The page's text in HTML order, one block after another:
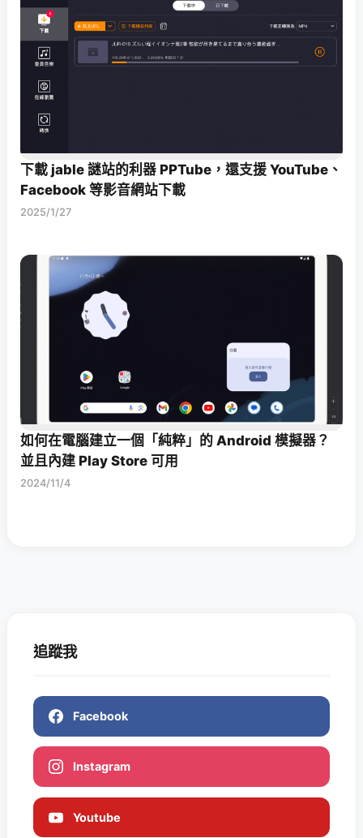
下載 jable 謎站的利器 PPTube，還支援 YouTube、
Facebook 等影音網站下載
2025/1/27
如何在電腦建立一個「純粹」的 Android 模擬器？
並且內建 Play Store 可用
2024/11/4
追蹤我
Facebook
Instagram
Youtube